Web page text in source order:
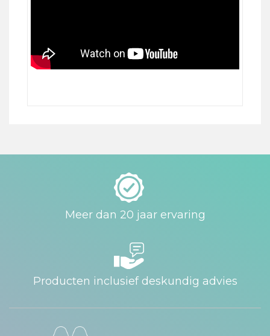
Meer dan 20 jaar ervaring
Producten inclusief deskundig advies